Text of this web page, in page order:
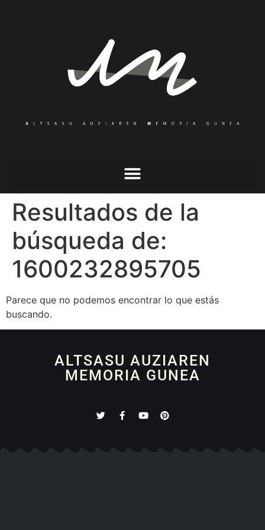
Resultados de la
búsqueda de:
1600232895705
Parece que no podemos encontrar lo que estás
buscando.
ALTSASU AUZIAREN
MEMORIA GUNEA